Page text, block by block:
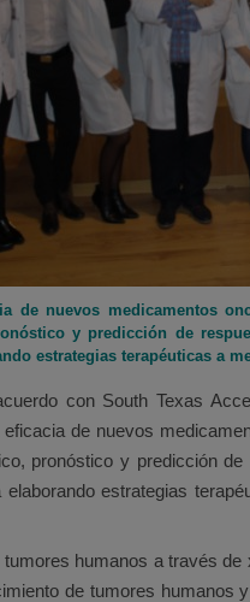
de nuevos medicamentos
y predicción de
estrategias terapéuticas a
con South Texas
de nuevos
pronóstico y predicción
estrategias
humanos a través
de tumores